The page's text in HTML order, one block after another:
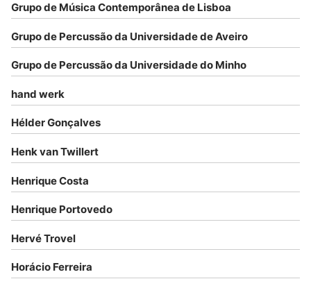
Grupo de Música Contemporânea de Lisboa
Grupo de Percussão da Universidade de Aveiro
Grupo de Percussão da Universidade do Minho
hand werk
Hélder Gonçalves
Henk van Twillert
Henrique Costa
Henrique Portovedo
Hervé Trovel
Horácio Ferreira